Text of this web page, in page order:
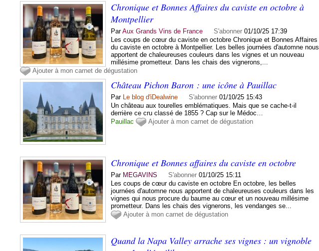
Chronique et Bonnes Affaires du caviste en octobre à
Montpellier
ParAux Grands Vins de France S'abonner 01/10/25 17:39
Les coups de cœur du caviste en octobre Chronique et Bonnes Affaires
du caviste en octobre à Montpellier. Les belles journées d'automne nous
apportent de chaleureuses couleurs dans les vignes et un nouveau
millésime prometteur. Dans les chais des vignerons,...
Ajouter à mon carnet de dégustation
Château Pichon Baron : une icône à Pauillac
Par Le blog d'iDealwine S'abonner 01/10/25 15:43
Un château aux tourelles emblématiques. Mais que se cache-t-il
derrière ce cru classé de 1855 ? Cap sur le Médoc…
Pauillac
Ajouter à mon carnet de dégustation
Chronique et Bonnes affaires du caviste en octobre
Par MEGAVINS S'abonner 01/10/25 15:11
Les coups de cœur du caviste en octobre En octobre, les belles
journées d'automne nous apportent de chaleureuses couleurs dans les
vignes qui nous procure du baume au cœur et un nouveau millésime
prometteur. Dans les chais des vignerons, les vendanges se...
Ajouter à mon carnet de dégustation
Quand la Napa Valley arrache ses vignes : un vignoble